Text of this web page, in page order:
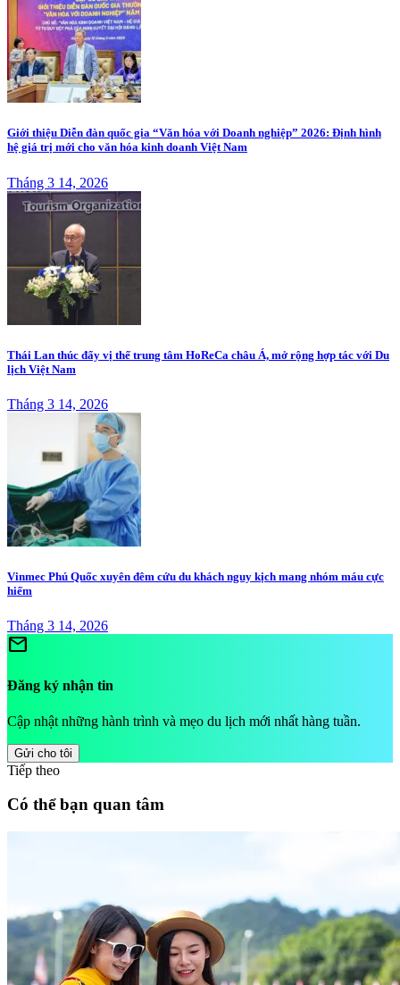
Giới thiệu Diễn đàn quốc gia “Văn hóa với Doanh nghiệp” 2026: Định hình
hệ giá trị mới cho văn hóa kinh doanh Việt Nam
Tháng 3 14, 2026
Thái Lan thúc đẩy vị thế trung tâm HoReCa châu Á, mở rộng hợp tác với Du
lịch Việt Nam
Tháng 3 14, 2026
Vinmec Phú Quốc xuyên đêm cứu du khách nguy kịch mang nhóm máu cực
hiếm
Tháng 3 14, 2026
mail
Đăng ký nhận tin
Cập nhật những hành trình và mẹo du lịch mới nhất hàng tuần.
Gửi cho tôi
Tiếp theo
Có thể bạn quan tâm